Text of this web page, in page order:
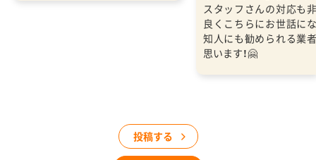
スタッフさんの対応も
良くこちらにお世話に
知人にも勧められる業
思います！🤗
投稿する